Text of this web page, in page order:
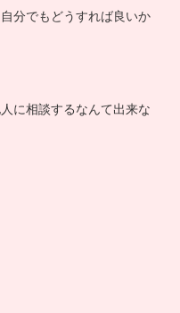
分でもどうすれば良いか
に相談するなんて出来な